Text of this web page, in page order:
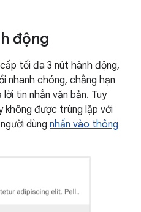
động
tối đa 3 nút hành động,
nhanh chóng, chẳng hạn
tin nhắn văn bản. Tuy
không được trùng lặp với
dùng nhấn vào thông